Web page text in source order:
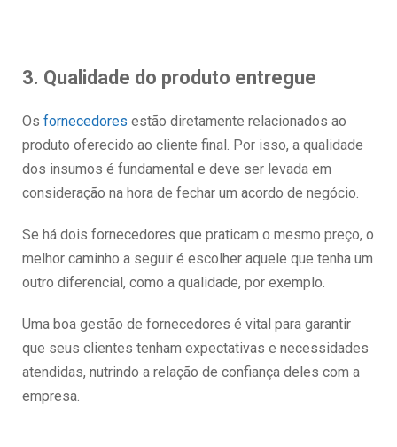
3. Qualidade do produto entregue
Os fornecedores estão diretamente relacionados ao
produto oferecido ao cliente final. Por isso, a qualidade
dos insumos é fundamental e deve ser levada em
consideração na hora de fechar um acordo de negócio.
Se há dois fornecedores que praticam o mesmo preço, o
melhor caminho a seguir é escolher aquele que tenha um
outro diferencial, como a qualidade, por exemplo.
Uma boa gestão de fornecedores é vital para garantir
que seus clientes tenham expectativas e necessidades
atendidas, nutrindo a relação de confiança deles com a
empresa.